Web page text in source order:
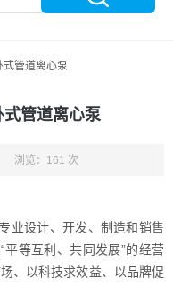
式管道离心泵
管道离心泵
浏览：161 次
业设计、开发、制造和销售
等互利、共同发展”的经营
、以科技求效益、以品牌促